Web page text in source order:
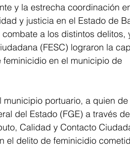
y la estrecha coordinación
y justicia en el Estado de
a los distintos delitos,
(FESC) lograron la
en el municipio de
municipio portuario, a quien de
del Estado (FGE) a través
Calidad y Contacto
el delito de feminicidio